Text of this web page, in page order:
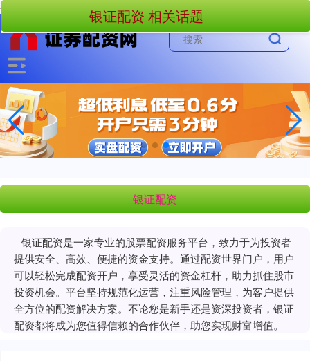
-->
银证配资
银证配资是一家专业的股票配资服务平台，致力于为投资者
提供安全、高效、便捷的资金支持。通过配资世界门户，用户
可以轻松完成配资开户，享受灵活的资金杠杆，助力抓住股市
投资机会。平台坚持规范化运营，注重风险管理，为客户提供
全方位的配资解决方案。不论您是新手还是资深投资者，银证
配资都将成为您值得信赖的合作伙伴，助您实现财富增值。
银证配资 相关话题